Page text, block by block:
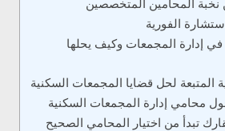
نخبة المحامين المتخصصين
الفورية
في إدارة المجمعات وكيف يحلها
المتبعة لحل قضايا المجمعات السكنية
محامي إدارة المجمعات السكنية
تبدأ من اختيار المحامي الصحيح